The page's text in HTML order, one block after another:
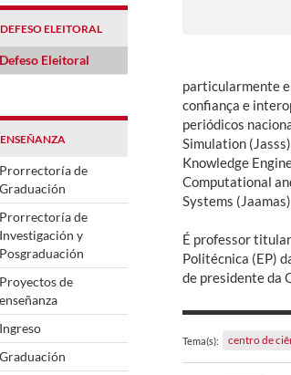
DEFESO ELEITORAL
Defeso Eleitoral
ENSEÑANZA
Prorrectoría de
Graduación
Prorrectoría de
Investigación y
Posgraduación
Proyectos de
enseñanza
Ingreso
Graduación
particularmente
confiança e
periódicos
Simulation
Knowledge
Computational
Systems (Jaamas).
É professor
Politécnica (EP)
de presidente da
Tema(s): centro de